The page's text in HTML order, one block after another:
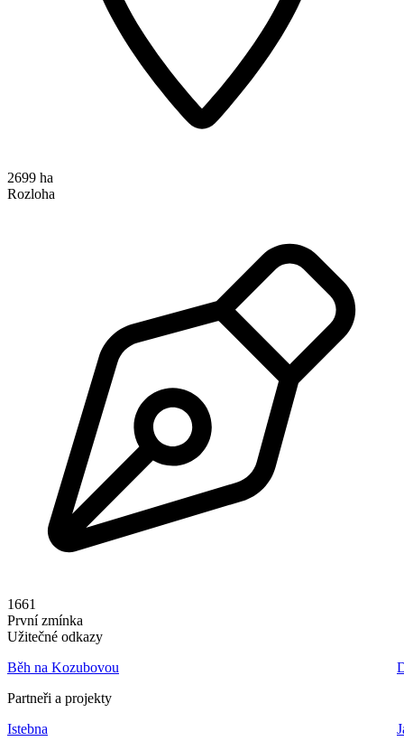
2699 ha
Rozloha
1661
První zmínka
Užitečné odkazy
Běh na Kozubovou
Partneři a projekty
Istebna